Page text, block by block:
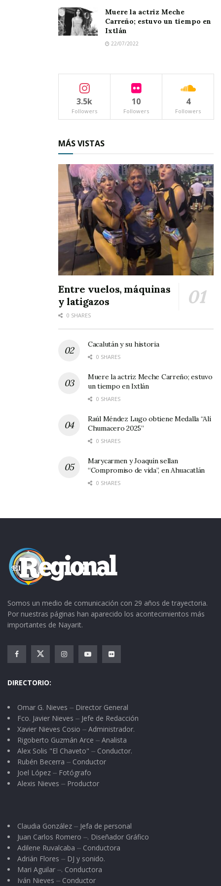
Buena tarde taurina en Ahuacatlán
CONNATOS, QUERELLAS, RÉPLICAS E INFORMES
Muere la actriz Meche
Carreño; estuvo un tiempo en
Ixtlán
22/07/2022
3.5k
Followers
10
Followers
4
Followers
MÁS VISTAS
Entre vuelos, máquinas
y latigazos
0 SHARES
Cacalután y su historia
0 SHARES
Muere la actriz Meche Carreño; estuvo
un tiempo en Ixtlán
0 SHARES
Raúl Méndez Lugo obtiene Medalla “Alí
Chumacero 2025”
0 SHARES
Marycarmen y Joaquín sellan
“Compromiso de vida”, en Ahuacatlán
0 SHARES
Somos un medio de comunicación con 29 años de trayectoria.
Por nuestras páginas han aparecido los acontecimientos más
importantes de Nayarit.
DIRECTORIO:
Omar G. Nieves ⏤ Director General
Fco. Javier Nieves ⏤ Jefe de Redacción
Xavier Nieves Cosio ⏤ Administrador.
Rigoberto Guzmán Arce ⏤ Analista
Alex Solis "El Chaveto" ⏤ Conductor.
Rubén Becerra ⏤ Conductor
Joel López ⏤ Fotógrafo
Alexis Nieves ⏤ Productor
Claudia González ⏤ Jefa de personal
Juan Carlos Romero ⏤. Diseñador Gráfico
Adilene Ruvalcaba ⏤ Conductora
Adrián Flores ⏤ DJ y sonido.
Mari Aguilar ⏤. Conductora
Iván Nieves ⏤ Conductor